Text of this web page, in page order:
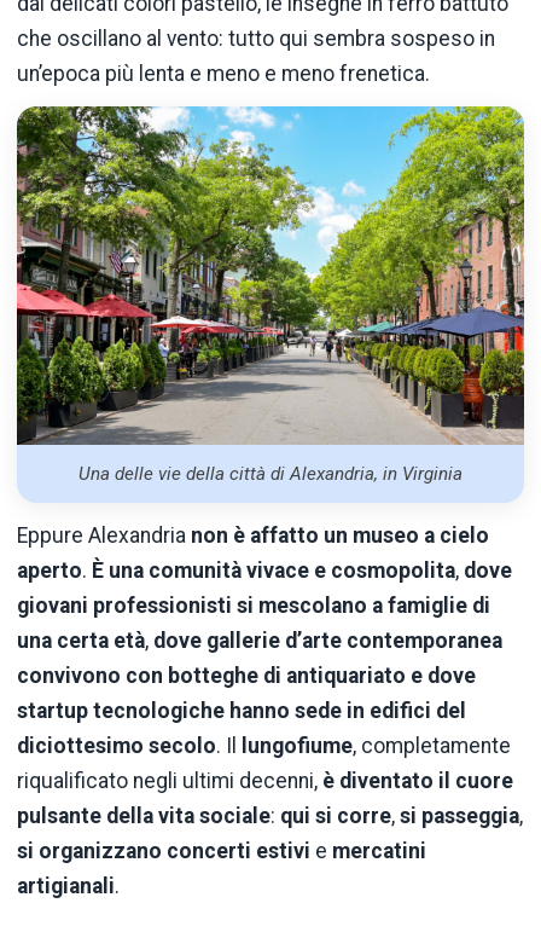
che oscillano al vento: tutto qui sembra sospeso in
un’epoca più lenta e meno e meno frenetica.
Una delle vie della città di Alexandria, in Virginia
Eppure Alexandria non è affatto un museo a cielo
aperto. È una comunità vivace e cosmopolita, dove
giovani professionisti si mescolano a famiglie di
una certa età, dove gallerie d’arte contemporanea
convivono con botteghe di antiquariato e dove
startup tecnologiche hanno sede in edifici del
diciottesimo secolo. Il lungofiume, completamente
riqualificato negli ultimi decenni, è diventato il cuore
pulsante della vita sociale: qui si corre, si passeggia,
si organizzano concerti estivi e mercatini
artigianali.